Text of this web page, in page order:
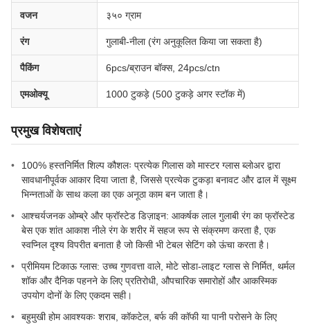
वजन ३५० ग्राम
रंग गुलाबी-नीला (रंग अनुकूलित किया जा सकता है)
पैकिंग 6pcs/ब्राउन बॉक्स, 24pcs/ctn
एमओक्यू 1000 टुकड़े (500 टुकड़े अगर स्टॉक में)
प्रमुख विशेषताएं
100% हस्तनिर्मित शिल्प कौशलः प्रत्येक गिलास को मास्टर ग्लास ब्लोअर द्वारा
सावधानीपूर्वक आकार दिया जाता है, जिससे प्रत्येक टुकड़ा बनावट और ढाल में सूक्ष्म
भिन्नताओं के साथ कला का एक अनूठा काम बन जाता है।
आश्चर्यजनक ओम्ब्रे और फ्रॉस्टेड डिज़ाइन: आकर्षक लाल गुलाबी रंग का फ्रॉस्टेड
बेस एक शांत आकाश नीले रंग के शरीर में सहज रूप से संक्रमण करता है, एक
स्वप्निल दृश्य विपरीत बनाता है जो किसी भी टेबल सेटिंग को ऊंचा करता है।
प्रीमियम टिकाऊ ग्लास: उच्च गुणवत्ता वाले, मोटे सोडा-लाइट ग्लास से निर्मित, थर्मल
शॉक और दैनिक पहनने के लिए प्रतिरोधी, औपचारिक समारोहों और आकस्मिक
उपयोग दोनों के लिए एकदम सही।
बहुमुखी होम आवश्यकः शराब, कॉकटेल, बर्फ की कॉफी या पानी परोसने के लिए